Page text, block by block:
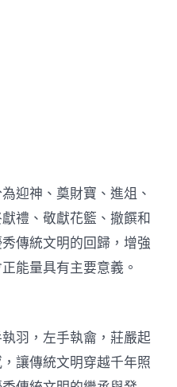
迎神、奠財寶、進俎、
禮、敬獻花籃、撤饌和
傳統文明的回歸，增強
能量具有主要意義。
羽，左手執龠，莊嚴起
讓傳統文明穿越千年照